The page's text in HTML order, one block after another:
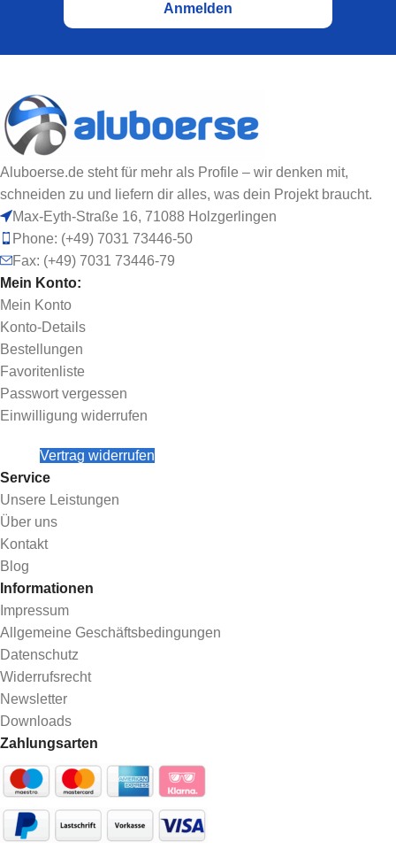
Aluboerse.de steht für mehr als Profile – wir denken mit,
schneiden zu und liefern dir alles, was dein Projekt braucht.
Max-Eyth-Straße 16, 71088 Holzgerlingen
Phone: (+49) 7031 73446-50
Fax: (+49) 7031 73446-79
Mein Konto:
Mein Konto
Konto-Details
Bestellungen
Favoritenliste
Passwort vergessen
Einwilligung widerrufen
Vertrag widerrufen
Service
Unsere Leistungen
Über uns
Kontakt
Blog
Informationen
Impressum
Allgemeine Geschäftsbedingungen
Datenschutz
Widerrufsrecht
Newsletter
Downloads
Zahlungsarten